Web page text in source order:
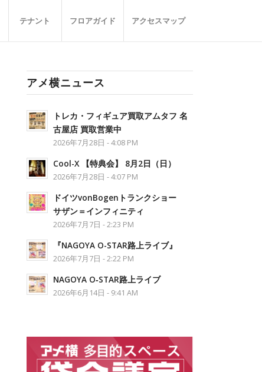
テナント フロアガイド アクセスマップ
アメ横ニュース
トレカ・フィギュア買取アムタフ 名
古屋店 買取営業中
2026年7月28日 - 4:08 PM
Cool-X 【特典会】 8月2日（日）
2026年7月28日 - 4:07 PM
ドイツvonBogenトランクショー
サザン＝インフィニティ
2026年7月7日 - 2:23 PM
『NAGOYA O-STAR路上ライブ』
2026年7月7日 - 2:22 PM
NAGOYA O‐STAR路上ライブ
2026年6月14日 - 9:41 AM